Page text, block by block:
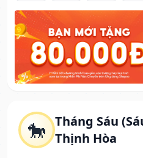
🐎 Tháng Sáu
Thịnh Hòa